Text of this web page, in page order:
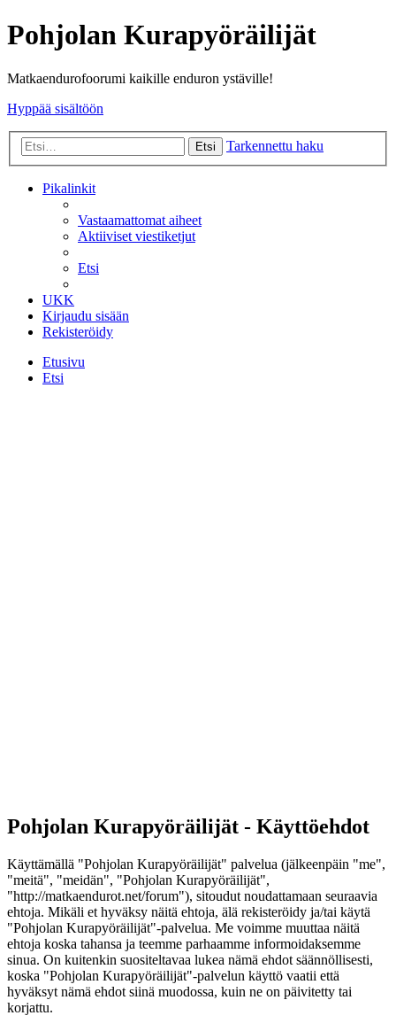
Pohjolan Kurapyöräilijät
Matkaendurofoorumi kaikille enduron ystäville!
Hyppää sisältöön
Etsi Tarkennettu haku
Pikalinkit
Vastaamattomat aiheet
Aktiiviset viestiketjut
Etsi
UKK
Kirjaudu sisään
Rekisteröidy
Etusivu
Etsi
Pohjolan Kurapyöräilijät - Käyttöehdot
Käyttämällä "Pohjolan Kurapyöräilijät" palvelua (jälkeenpäin "me",
"meitä", "meidän", "Pohjolan Kurapyöräilijät",
"http://matkaendurot.net/forum"), sitoudut noudattamaan seuraavia
ehtoja. Mikäli et hyväksy näitä ehtoja, älä rekisteröidy ja/tai käytä
"Pohjolan Kurapyöräilijät"-palvelua. Me voimme muuttaa näitä
ehtoja koska tahansa ja teemme parhaamme informoidaksemme
sinua. On kuitenkin suositeltavaa lukea nämä ehdot säännöllisesti,
koska "Pohjolan Kurapyöräilijät"-palvelun käyttö vaatii että
hyväksyt nämä ehdot siinä muodossa, kuin ne on päivitetty tai
korjattu.